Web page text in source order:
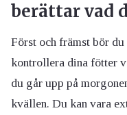
berättar vad
Först och främst bör du
kontrollera dina fötter
du går upp på
kvällen. Du kan vara